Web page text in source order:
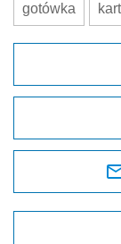
gotówka